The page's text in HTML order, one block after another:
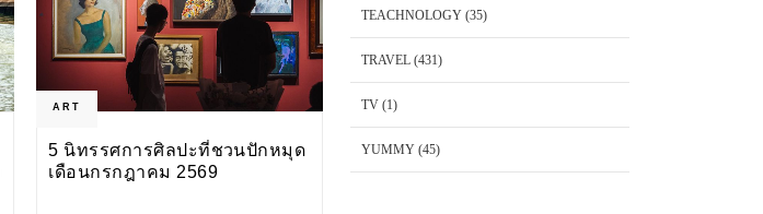
ART
5 นิทรรศการศิลปะที่ชวนปักหมุด
เดือนกรกฎาคม 2569
TEACHNOLOGY (35)
TRAVEL (431)
TV (1)
YUMMY (45)